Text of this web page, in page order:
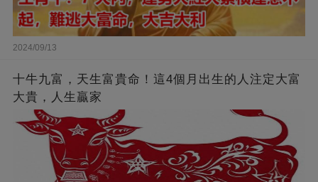
2024/09/13
十牛九富，天生富貴命！這4個月出生的人注定大富
大貴，人生贏家